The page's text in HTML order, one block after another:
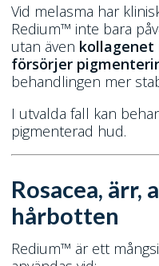
Vid melasma har
Redium™ inte bara
utan även kollagenet
försörjer
behandlingen mer
I utvalda fall kan
pigmenterad hud.
Rosacea, ärr,
hårbotten
Redium™ är ett